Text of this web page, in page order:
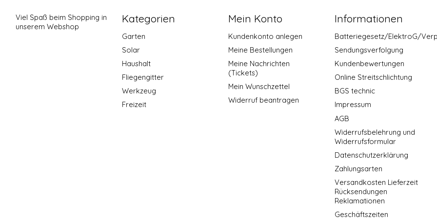
Viel Spaß beim Shopping in
unserem Webshop
Kategorien
Garten
Solar
Haushalt
Fliegengitter
Werkzeug
Freizeit
Mein Konto
Kundenkonto anlegen
Meine Bestellungen
Meine Nachrichten
(Tickets)
Mein Wunschzettel
Widerruf beantragen
Informationen
Batteriegesetz/ElektroG/
Sendungsverfolgung
Kundenbewertungen
Online Streitschlichtung
BGS technic
Impressum
AGB
Widerrufsbelehrung und
Widerrufsformular
Datenschutzerklärung
Zahlungsarten
Versandkosten Lieferzeit
Rücksendungen
Reklamationen
Geschäftszeiten